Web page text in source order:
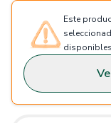
Este